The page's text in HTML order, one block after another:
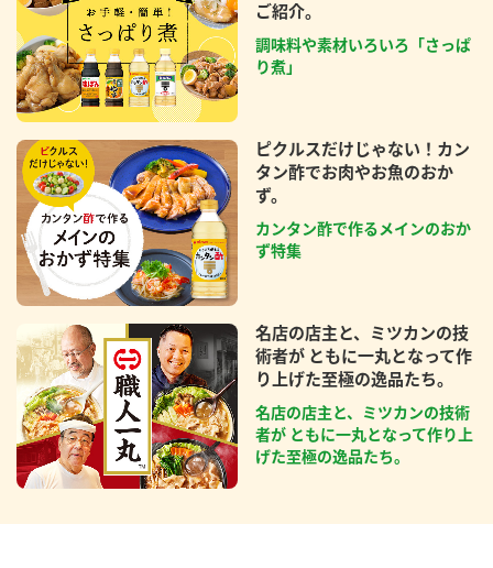
ご紹介。
調味料や素材いろいろ「さっぱ
り煮」
ピクルスだけじゃない！カン
タン酢でお肉やお魚のおか
ず。
カンタン酢で作るメインのおか
ず特集
名店の店主と、ミツカンの技
術者が ともに一丸となって作
り上げた至極の逸品たち。
名店の店主と、ミツカンの技術
者が ともに一丸となって作り上
げた至極の逸品たち。